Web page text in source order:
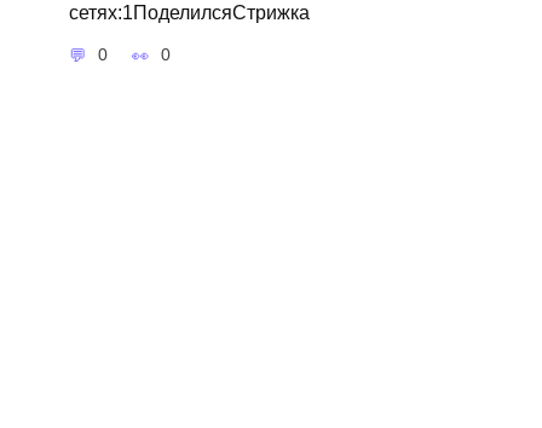
сетях:1ПоделилсяСтрижка
0 0